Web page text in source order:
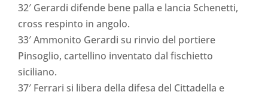
32′ Gerardi difende bene palla e lancia Schenetti,
cross respinto in angolo.
33′ Ammonito Gerardi su rinvio del portiere
Pinsoglio, cartellino inventato dal fischietto
siciliano.
37′ Ferrari si libera della difesa del Cittadella e